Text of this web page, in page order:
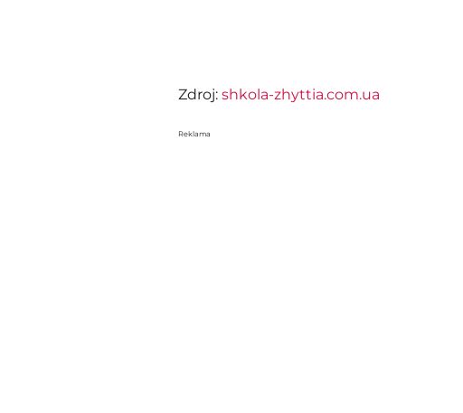
Zdroj: shkola-zhyttia.com.ua
Reklama